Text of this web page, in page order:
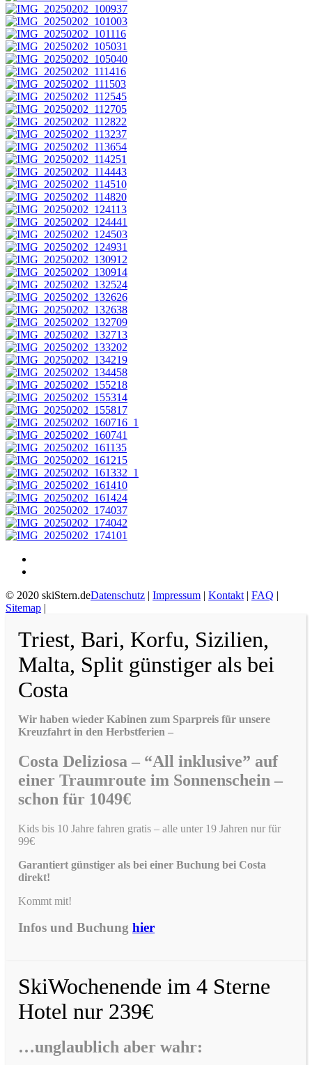
© 2020 skiStern.deDatenschutz | Impressum | Kontakt | FAQ |
Sitemap |
Triest, Bari, Korfu, Sizilien,
Malta, Split günstiger als bei
Costa
Wir haben wieder Kabinen zum Sparpreis für unsere
Kreuzfahrt in den Herbstferien –
Costa Deliziosa – “All inklusive” auf
einer Traumroute im Sonnenschein –
schon für 1049€
Kids bis 10 Jahre fahren gratis – alle unter 19 Jahren nur für
99€
Garantiert günstiger als bei einer Buchung bei Costa
direkt!
Kommt mit!
Infos und Buchung hier
SkiWochenende im 4 Sterne
Hotel nur 239€
…unglaublich aber wahr: